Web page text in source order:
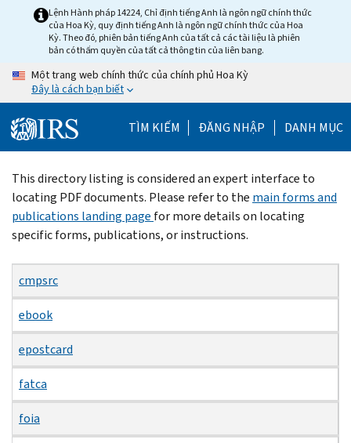
Lệnh Hành pháp 14224, Chỉ định tiếng Anh là ngôn ngữ chính thức
của Hoa Kỳ, quy định tiếng Anh là ngôn ngữ chính thức của Hoa
Kỳ. Theo đó, phiên bản tiếng Anh của tất cả các tài liệu là phiên
bản có thẩm quyền của tất cả thông tin của liên bang.
Một trang web chính thức của chính phủ Hoa Kỳ
Đây là cách bạn biết
TÌM KIẾM ĐĂNG NHẬP DANH MỤC
Beginning
of
main
content
This directory listing is considered an expert interface to
locating PDF documents. Please refer to the main forms and
publications landing page for more details on locating
specific forms, publications, or instructions.
cmpsrc
ebook
epostcard
fatca
foia